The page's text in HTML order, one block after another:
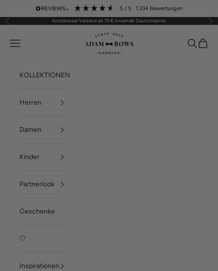
Zum Inhalt springen 5 / 5 1.334 Bewertungen
Zurück Kostenloser Versand ab 70 € innerhalb Deutschlands Vor
ADAM BOWS
Menü Suchen
KOLLEKTIONEN
Herren
Damen
Kinder
Partnerlook
Geschenke
🤍
Inspirationen